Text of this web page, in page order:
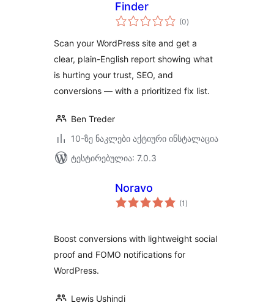
Finder
(0საერთო
რეიტინგი
)
Scan your WordPress site and get a
clear, plain-English report showing what
is hurting your trust, SEO, and
conversions — with a prioritized fix list.
Ben Treder
10-ზე ნაკლები აქტიური ინსტალაცია
ტესტირებულია: 7.0.3
Noravo
(1 საერთო
რეიტინგი
)
Boost conversions with lightweight social
proof and FOMO notifications for
WordPress.
Lewis Ushindi